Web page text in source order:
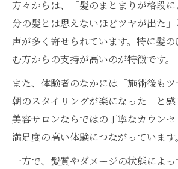
方々からは、「髪のまとまりが格段
分の髪とは思えないほどツヤが出た
声が多く寄せられています。特に髪
む方からの支持が高いのが特徴です。
また、体験者のなかには「施術後も
朝のスタイリングが楽になった」と
美容サロンならではの丁寧なカウンセ
満足度の高い体験につながっています。
一方で、髪質やダメージの状態によ